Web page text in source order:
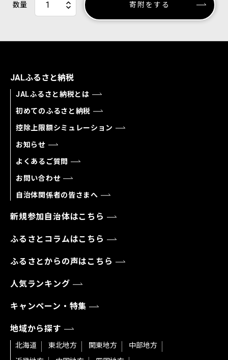
数量 寄附をする
JALふるさと納税
JALふるさと納税とは
初めてのふるさと納税
控除上限額シミュレーション
お知らせ
よくあるご質問
お問い合わせ
自治体関係者の皆さまへ
新規参加自治体はこちら
ふるさとコラムはこちら
ふるさとからの声はこちら
人気ランキング
キャンペーン・特集
地域から探す
北海道 東北地方 関東地方
中部地方